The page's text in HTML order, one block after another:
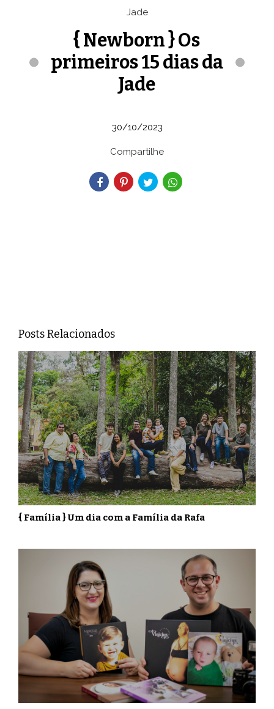
{ Newborn } Os
primeiros 15 dias da
Jade
30/10/2023
Compartilhe
Posts Relacionados
{ Família } Um dia com a Família da Rafa